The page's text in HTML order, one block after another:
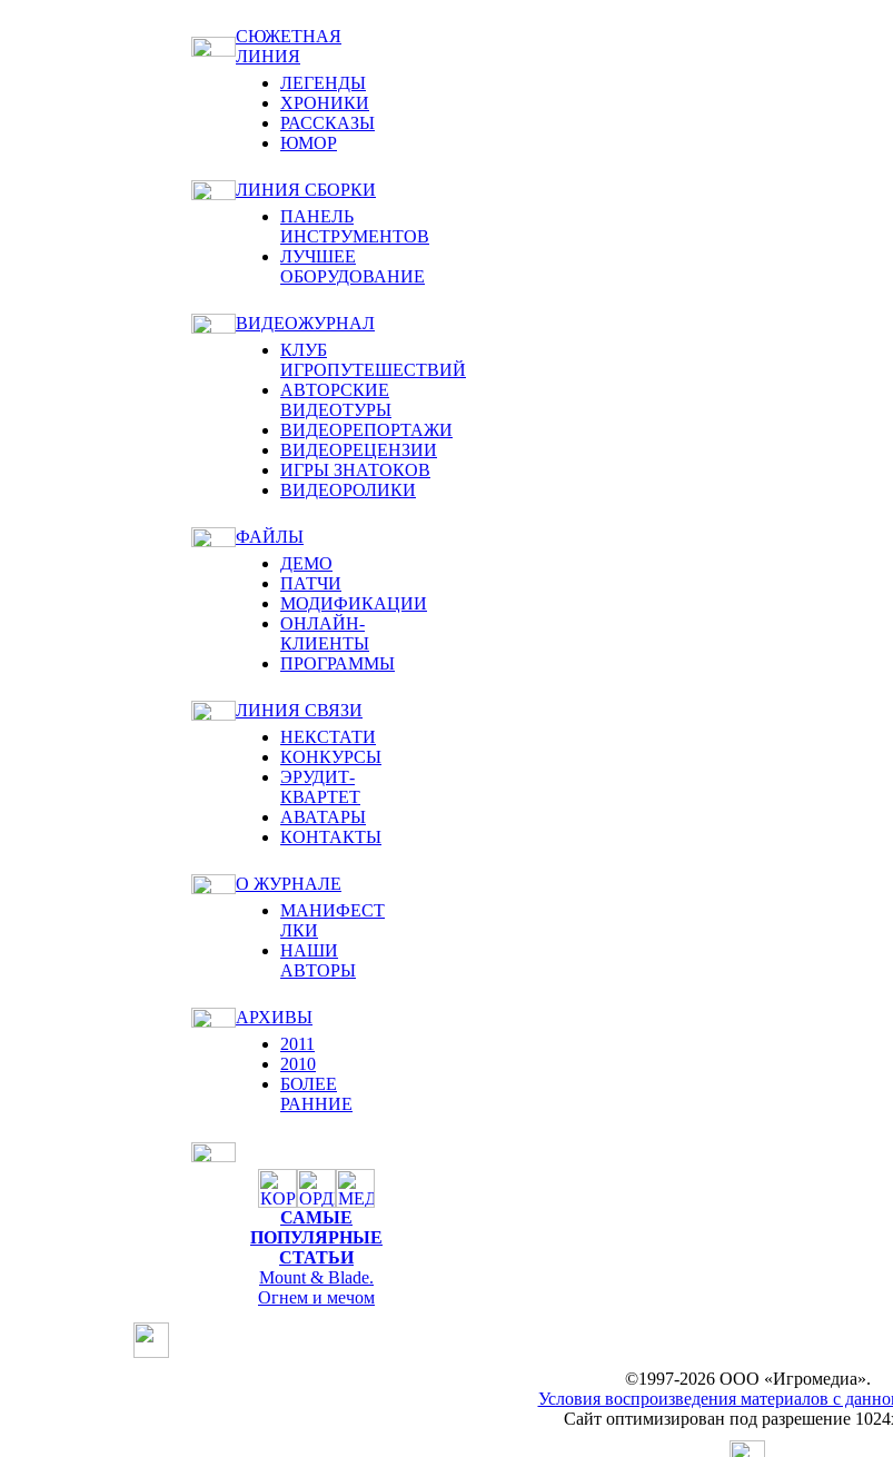
СЮЖЕТНАЯ
ЛИНИЯ
ЛЕГЕНДЫ
ХРОНИКИ
РАССКАЗЫ
ЮМОР
ЛИНИЯ СБОРКИ
ПАНЕЛЬ
ИНСТРУМЕНТОВ
ЛУЧШЕЕ
ОБОРУДОВАНИЕ
ВИДЕОЖУРНАЛ
КЛУБ
ИГРОПУТЕШЕСТВИЙ
АВТОРСКИЕ
ВИДЕОТУРЫ
ВИДЕОРЕПОРТАЖИ
ВИДЕОРЕЦЕНЗИИ
ИГРЫ ЗНАТОКОВ
ВИДЕОРОЛИКИ
ФАЙЛЫ
ДЕМО
ПАТЧИ
МОДИФИКАЦИИ
ОНЛАЙН-
КЛИЕНТЫ
ПРОГРАММЫ
ЛИНИЯ СВЯЗИ
НЕКСТАТИ
КОНКУРСЫ
ЭРУДИТ-
КВАРТЕТ
АВАТАРЫ
КОНТАКТЫ
О ЖУРНАЛЕ
МАНИФЕСТ
ЛКИ
НАШИ
АВТОРЫ
АРХИВЫ
2011
2010
БОЛЕЕ
РАННИЕ
САМЫЕ
ПОПУЛЯРНЫЕ
СТАТЬИ
Mount & Blade.
Огнем и мечом
©1997-2026 ООО «Игромедиа».
Условия воспроизведения материалов с
Сайт оптимизирован под разрешение